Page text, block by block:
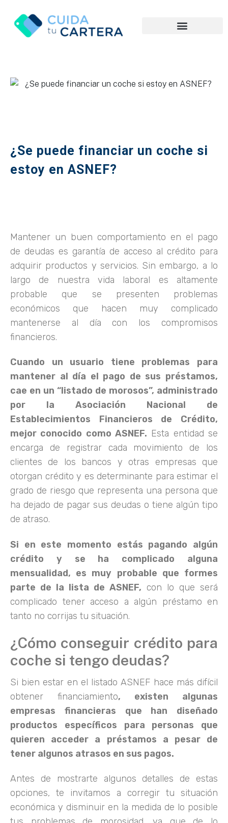
¿Se puede financiar un coche si
estoy en ASNEF?
Mantener un buen comportamiento en el pago
de deudas es garantía de acceso al crédito para
adquirir productos y servicios. Sin embargo, a lo
largo de nuestra vida laboral es altamente
probable que se presenten problemas
económicos que hacen muy complicado
mantenerse al día con los compromisos
financieros.
Cuando un usuario tiene problemas para
mantener al día el pago de sus préstamos,
cae en un “listado de morosos”, administrado
por la Asociación Nacional de
Establecimientos Financieros de Crédito,
mejor conocido como ASNEF. Esta entidad se
encarga de registrar cada movimiento de los
clientes de los bancos y otras empresas que
otorgan crédito y es determinante para estimar el
grado de riesgo que representa una persona que
ha dejado de pagar sus deudas o tiene algún tipo
de atraso.
Si en este momento estás pagando algún
crédito y se ha complicado alguna
mensualidad, es muy probable que formes
parte de la lista de ASNEF, con lo que será
complicado tener acceso a algún préstamo en
tanto no corrijas tu situación.
¿Cómo conseguir crédito para
coche si tengo deudas?
Si bien estar en el listado ASNEF hace más difícil
obtener financiamiento, existen algunas
empresas financieras que han diseñado
productos específicos para personas que
quieren acceder a préstamos a pesar de
tener algunos atrasos en sus pagos.
Antes de mostrarte algunos detalles de estas
opciones, te invitamos a corregir tu situación
económica y disminuir en la medida de lo posible